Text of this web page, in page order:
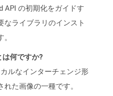
API の初期化をガイドす
なライブラリのインスト
は何ですか?
ルなインターチェンジ形
た画像の一種です。